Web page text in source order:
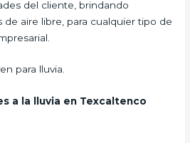
del cliente, brindando
aire libre, para cualquier tipo de
para lluvia.
a la lluvia en Texcaltenco